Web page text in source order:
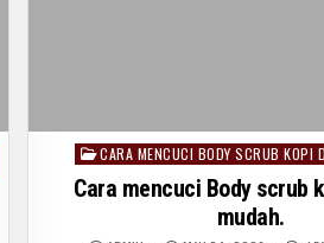
Posted
in
CARA MENCUCI BODY SCRUB KOPI
Cara mencuci Body scrub
mudah.